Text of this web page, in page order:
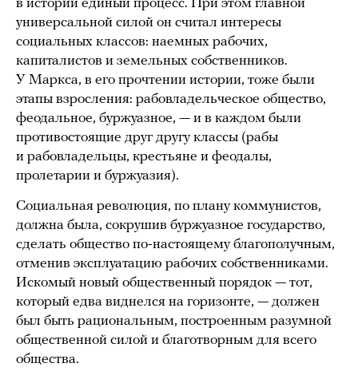
в истории единый процесс. При этом главной
универсальной силой он считал интересы
социальных классов: наемных рабочих,
капиталистов и земельных собственников.
У Маркса, в его прочтении истории, тоже были
этапы взросления: рабовладельческое общество,
феодальное, буржуазное, — и в каждом были
противостоящие друг другу классы (рабы
и рабовладельцы, крестьяне и феодалы,
пролетарии и буржуазия).
Социальная революция, по плану коммунистов,
должна была, сокрушив буржуазное государство,
сделать общество по-настоящему благополучным,
отменив эксплуатацию рабочих собственниками.
Искомый новый общественный порядок — тот,
который едва виднелся на горизонте, — должен
был быть рациональным, построенным разумной
общественной силой и благотворным для всего
общества.